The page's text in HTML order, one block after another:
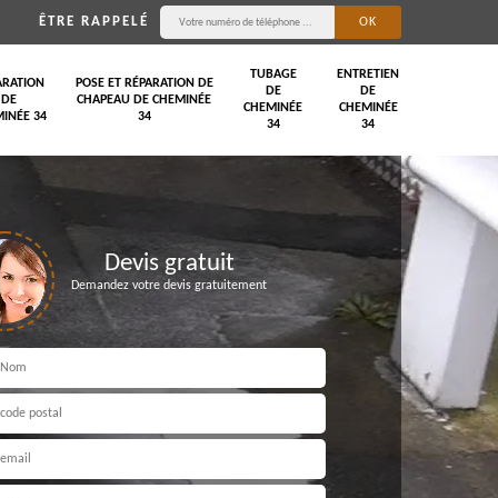
ÊTRE RAPPELÉ
DE
34
POSE ET RÉPARATION DE
CHAPEAU DE CHEMINÉE
34
TUBAGE
DE
CHEMINÉE
34
ENTRETIEN
DE
CHEMINÉE
34
Devis gratuit
Demandez votre devis gratuitement